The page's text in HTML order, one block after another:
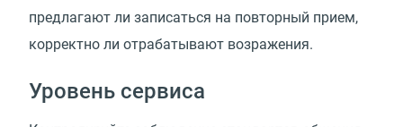
предлагают ли записаться на повторный прием,
корректно ли отрабатывают возражения.
Уровень сервиса